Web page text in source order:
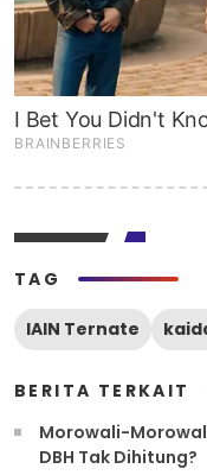
TAG
IAIN Ternate
BERITA TERKAIT
Morowali-
DBH Tak Dihitung?